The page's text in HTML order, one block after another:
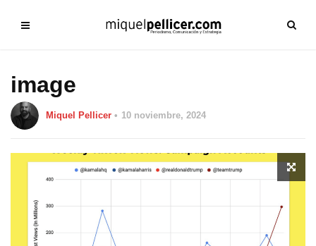
image
Miquel Pellicer 10 noviembre, 2024